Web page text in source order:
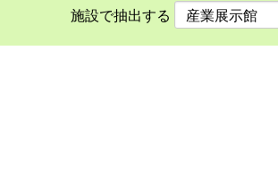
施設で抽出する